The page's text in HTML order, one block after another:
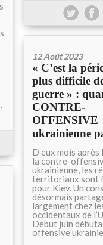
,
12 Août 2023
« C’est la
plus difficile
guerre » :
CONTRE-
OFFENSIVE
ukrainienne
D eux mois après
la contre-
ukrainienne, les
territoriaux sont
pour Kiev. Un
désormais
largement chez
occidentaux de
Début juin
offensive